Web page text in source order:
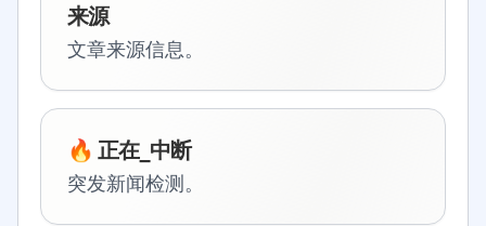
来源
文章来源信息。
🔥 正在_中断
突发新闻检测。